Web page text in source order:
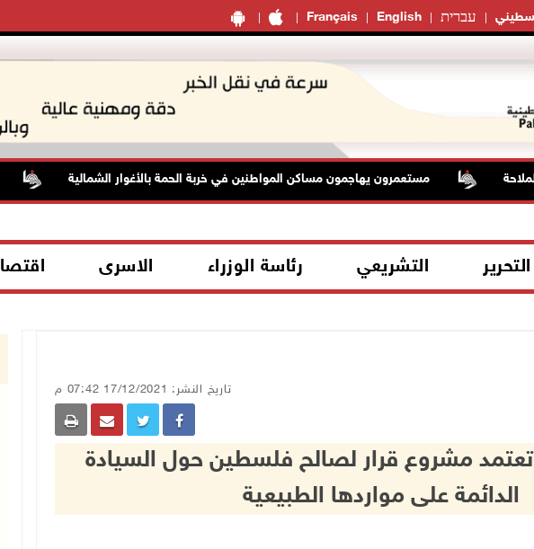
Français English עברית
مستعمرون يهاجمون مساكن المواطنين في خربة الحمة بالأغوار الشمالية
التشريعي رئاسة الوزراء الاسرى
تاريخ النشر: 17/12/2021 07:42 م
تعتمد مشروع قرار لصالح فلسطين حول السيادة
الدائمة على مواردها الطبيعية